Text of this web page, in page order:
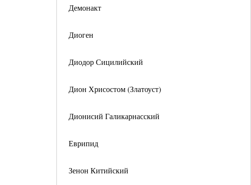
Демонакт
Диоген
Диодор Сицилийский
Дион Хрисостом (Златоуст)
Дионисий Галикарнасский
Еврипид
Зенон Китийский